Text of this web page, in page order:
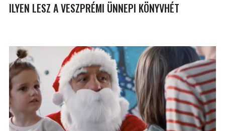
ILYEN LESZ A VESZPRÉMI ÜNNEPI KÖNYVHÉT